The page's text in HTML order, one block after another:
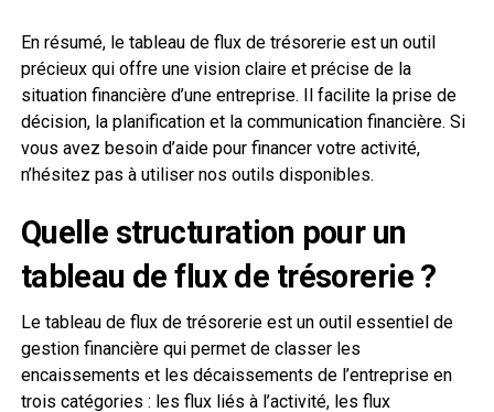
En résumé, le tableau de flux de trésorerie est un outil
précieux qui offre une vision claire et précise de la
situation financière d’une entreprise. Il facilite la prise de
décision, la planification et la communication financière. Si
vous avez besoin d’aide pour financer votre activité,
n’hésitez pas à utiliser nos outils disponibles.
Quelle structuration pour un
tableau de flux de trésorerie ?
Le tableau de flux de trésorerie est un outil essentiel de
gestion financière qui permet de classer les
encaissements et les décaissements de l’entreprise en
trois catégories : les flux liés à l’activité, les flux